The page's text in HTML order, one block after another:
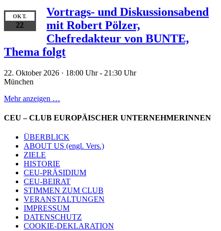
OKT.
22
Vortrags- und Diskussionsabend
mit Robert Pölzer,
Chefredakteur von BUNTE,
Thema folgt
22. Oktober 2026 · 18:00 Uhr- 21:30 Uhr
München
Mehr anzeigen …
CEU – CLUB EUROPÄISCHER UNTERNEHMERINNEN
ÜBERBLICK
ABOUT US (engl. Vers.)
ZIELE
HISTORIE
CEU-PRÄSIDIUM
CEU-BEIRAT
STIMMEN ZUM CLUB
VERANSTALTUNGEN
IMPRESSUM
DATENSCHUTZ
COOKIE-DEKLARATION